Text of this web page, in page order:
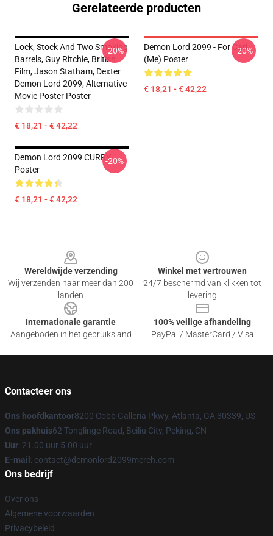
Gerelateerde producten
Lock, Stock And Two Smoking
Barrels, Guy Ritchie, British
Film, Jason Statham, Dexter
Demon Lord 2099, Alternative
Movie Poster Poster
€ 18,21 - € 42,22
-20%
Demon Lord 2099 - For Cari
(me) Poster
€ 18,21 - € 42,22
-20%
Demon Lord 2099 CURRY
Poster
€ 18,21 - € 42,22
-20%
Wereldwijde verzending
Wij verzenden naar meer dan 200
landen
Winkel met vertrouwen
24/7 beschermd van klikken tot
levering
Internationale garantie
Aangeboden in het gebruiksland
100% veilige afhandeling
PayPal / MasterCard / Visa
Contacteer ons
Ons hoofdkantoor8200 Cobb Galleria Pkwy, Atlanta, GA 30339, US
Ons pakhuis62 Tonglinge Road, Beiliu City, Peking, CN
Uur: 21.00 uur 5.00 uur
E-mail : contact@demonlord2099merch.com
Ons bedrijf
Over ons
Algemene voorwaarden
Privacybeleid